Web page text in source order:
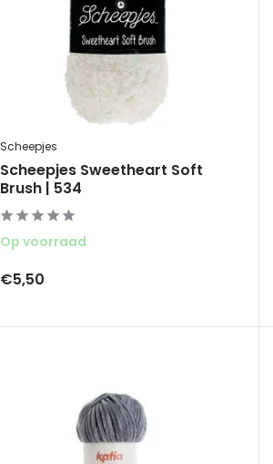
Scheepjes
Scheepjes Sweetheart Soft
Brush | 534
Op voorraad
€5,50